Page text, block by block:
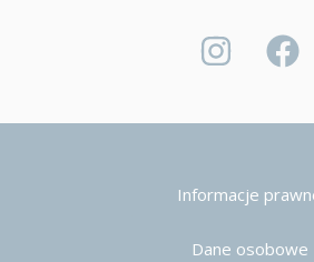
Informacje
Dane osobowe